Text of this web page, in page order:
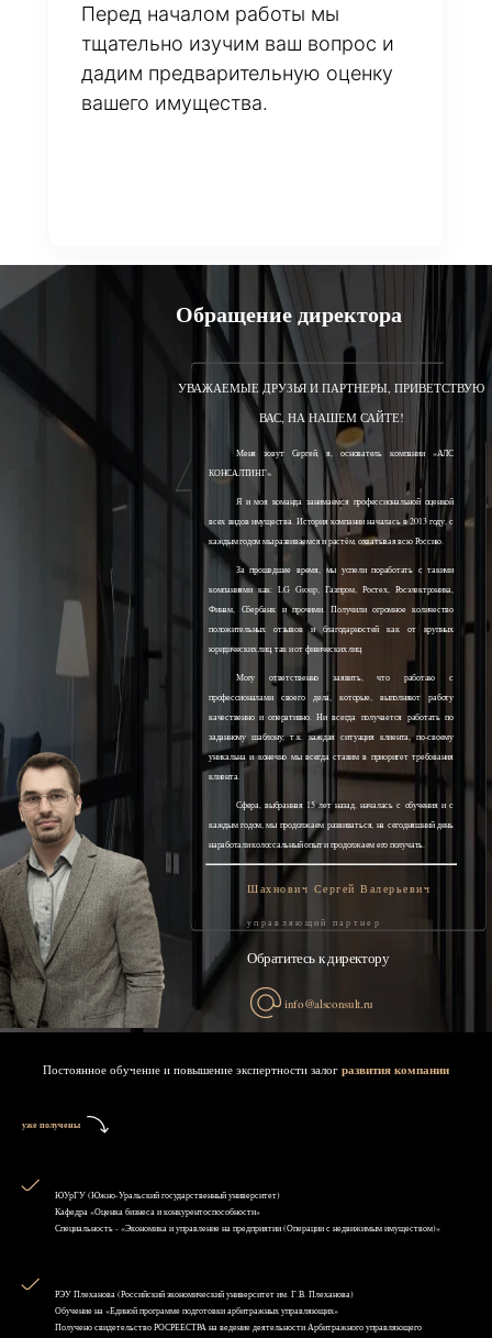
Перед началом работы мы
тщательно изучим ваш вопрос и
дадим предварительную оценку
вашего имущества.
Обращение директора
УВАЖАЕМЫЕ ДРУЗЬЯ И ПАРТНЕРЫ, ПРИВЕТСТВУЮ
ВАС, НА НАШЕМ САЙТЕ!
Меня зовут Сергей, я, основатель компании «АЛС
КОНСАЛТИНГ».
Я и моя команда занимаемся профессиональной оценкой
всех видов имущества. История компании началась в 2013 году, с
каждым годом мы развиваемся и растём, охватывая всю Россию.
За прошедшее время, мы успели поработать с такими
компаниями как: LG Group, Газпром, Ростех, Росэлектроника,
Финам, Сбербанк и прочими. Получили огромное количество
положительных отзывов и благодарностей как от крупных
юридических лиц, так и от физических лиц.
Могу ответственно заявить, что работаю с
профессионалами своего дела, которые, выполняют работу
качественно и оперативно. Ни всегда получается работать по
заданному шаблону, т.к. каждая ситуация клиента, по-своему
уникальна и конечно мы всегда ставим в приоритет требования
клиента.
Сфера, выбранная 15 лет назад, началась с обучения и с
каждым годом, мы продолжаем развиваться, на сегодняшний день
наработали колоссальный опыт и продолжаем его получать.
Шахнович Сергей Валерьевич
управляющий партнер
Обратитесь к директору
info@alsconsult.ru
Постоянное обучение и повышение экспертности залог развития компании
уже получены
ЮУрГУ (Южно-Уральский государственный университет)
Кафедра «Оценка бизнеса и конкурентоспособности»
Специальность - «Экономика и управление на предприятии (Операции с недвижимым имуществом)»
РЭУ Плеханова (Российский экономический университет им. Г.В. Плеханова)
Обучение на «Единой программе подготовки арбитражных управляющих»
Получено свидетельство РОСРЕЕСТРА на ведение деятельности Арбитражного управляющего